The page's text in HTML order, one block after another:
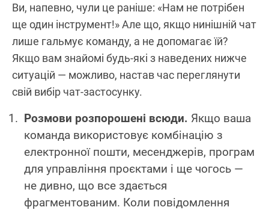
Ви, напевно, чули це раніше: «Нам не потрібен
ще один інструмент!» Але що, якщо нинішній чат
лише гальмує команду, а не допомагає їй?
Якщо вам знайомі будь-які з наведених нижче
ситуацій — можливо, настав час переглянути
свій вибір чат-застосунку.
Розмови розпорошені всюди. Якщо ваша
команда використовує комбінацію з
електронної пошти, месенджерів, програм
для управління проєктами і ще чогось —
не дивно, що все здається
фрагментованим. Коли повідомлення